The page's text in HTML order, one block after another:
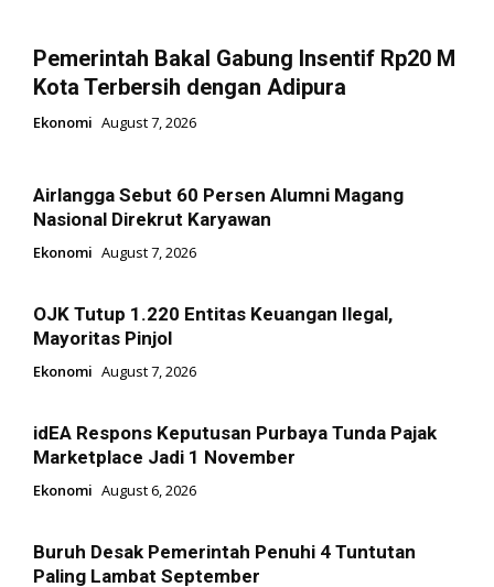
Pemerintah Bakal Gabung Insentif Rp20 M
Kota Terbersih dengan Adipura
Ekonomi August 7, 2026
Airlangga Sebut 60 Persen Alumni Magang
Nasional Direkrut Karyawan
Ekonomi August 7, 2026
OJK Tutup 1.220 Entitas Keuangan Ilegal,
Mayoritas Pinjol
Ekonomi August 7, 2026
idEA Respons Keputusan Purbaya Tunda Pajak
Marketplace Jadi 1 November
Ekonomi August 6, 2026
Buruh Desak Pemerintah Penuhi 4 Tuntutan
Paling Lambat September